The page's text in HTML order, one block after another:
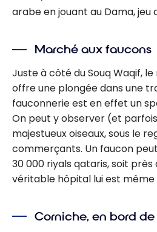
arabe en jouant au Dama, jeu
Marché aux faucons
Juste à côté du Souq Waqif,
offre une plongée dans une
fauconnerie est en effet un
On peut y observer (et
majestueux oiseaux, sous le
commerçants. Un faucon peut
30 000 riyals qataris, soit près
véritable hôpital lui est même
Corniche, en bord de